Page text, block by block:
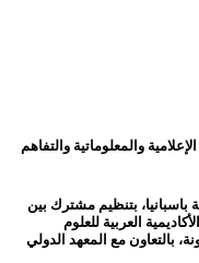
والمعلوماتية والتفاهم
باسبانيا، بتنظيم مشترك بين
العربية للعلوم
بالتعاون مع المعهد الدولي